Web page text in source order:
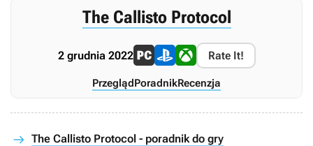
The Callisto Protocol
2 grudnia 2022 Rate It!
PrzeglądPoradnikRecenzja
The Callisto Protocol - poradnik do gry